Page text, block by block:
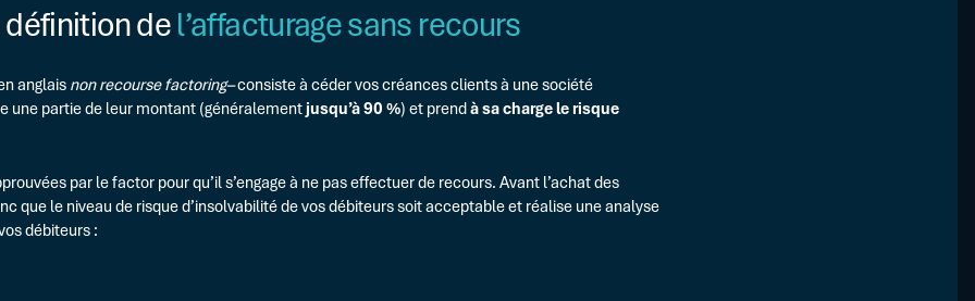
définition del’affacturage sans recours
anglais non recourse factoring–consiste à céder vos créances clients à une société
une partie de leur montant (généralementjusqu’à 90 %) et prendà sa charge le risque
par le factor pour qu’il s’engage à ne pas effectuer de recours. Avant l’achat des
que le niveau de risque d’insolvabilité de vos débiteurs soit acceptable et réalise une analyse
débiteurs :